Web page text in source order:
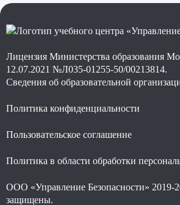
Лицензия Министерства образования
12.07.2021 №Л035-01255-50/00213814.
Сведения об образовательной
Политика конфиденциальности
Пользовательское соглашение
Политика в области обработки
ООО «Управление Безопасности» 2019-
защищены.